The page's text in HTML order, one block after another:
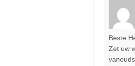
Beste
Zet uw